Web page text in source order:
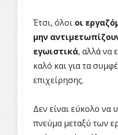
Έτσι, όλοι οι
μην
εγωιστικά, αλλά να
καλό και για τα
επιχείρησης.
Δεν είναι εύκολο να
πνεύμα μεταξύ των